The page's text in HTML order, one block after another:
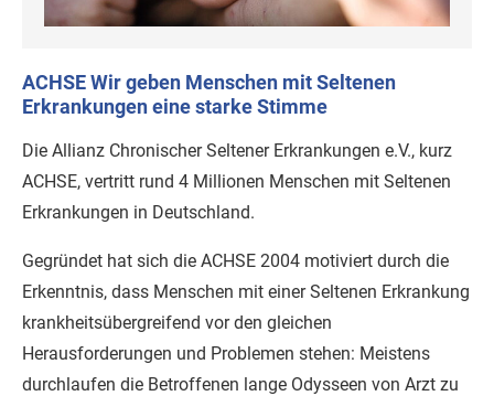
ACHSE Wir geben Menschen mit Seltenen
Erkrankungen eine starke Stimme
Die Allianz Chronischer Seltener Erkrankungen e.V., kurz
ACHSE, vertritt rund 4 Millionen Menschen mit Seltenen
Erkrankungen in Deutschland.
Gegründet hat sich die ACHSE 2004 motiviert durch die
Erkenntnis, dass Menschen mit einer Seltenen Erkrankung
krankheitsübergreifend vor den gleichen
Herausforderungen und Problemen stehen: Meistens
durchlaufen die Betroffenen lange Odysseen von Arzt zu